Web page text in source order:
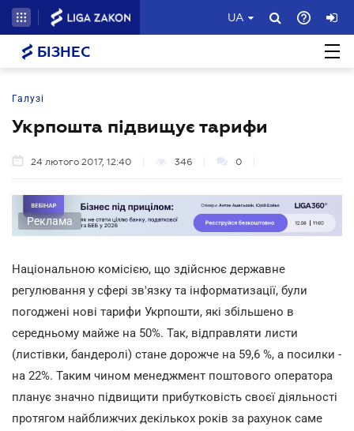
UA
БІЗНЕС
Галузі
Укрпошта підвищує тарифи
24 лютого 2017, 12:40 346 0
Реклама
Національною комісією, що здійснює державне
регулювання у сфері зв'язку та інформатизації, були
погоджені нові тарифи Укрпошти, які збільшено в
середньому майже на 50%. Так, відправляти листи
(листівки, бандеролі) стане дорожче на 59,6 %, а посилки -
на 22%. Таким чином менеджмент поштового оператора
планує значно підвищити прибутковість своєї діяльності
протягом найближчих декількох років за рахунок саме